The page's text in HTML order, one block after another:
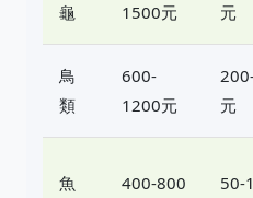
龜
1500元
元
鳥
類
600-
1200元
元
魚
400-800
50-